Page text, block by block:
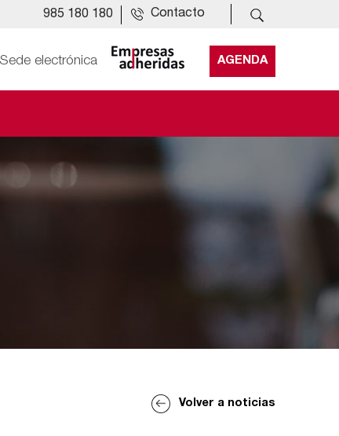
985 180 180 Contacto
Sede electrónica AGENDA
Volver a noticias